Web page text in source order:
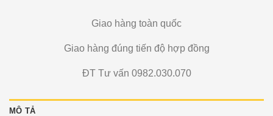
Giao hàng toàn quốc
Giao hàng đúng tiến độ hợp đồng
ĐT Tư vấn 0982.030.070
MÔ TẢ